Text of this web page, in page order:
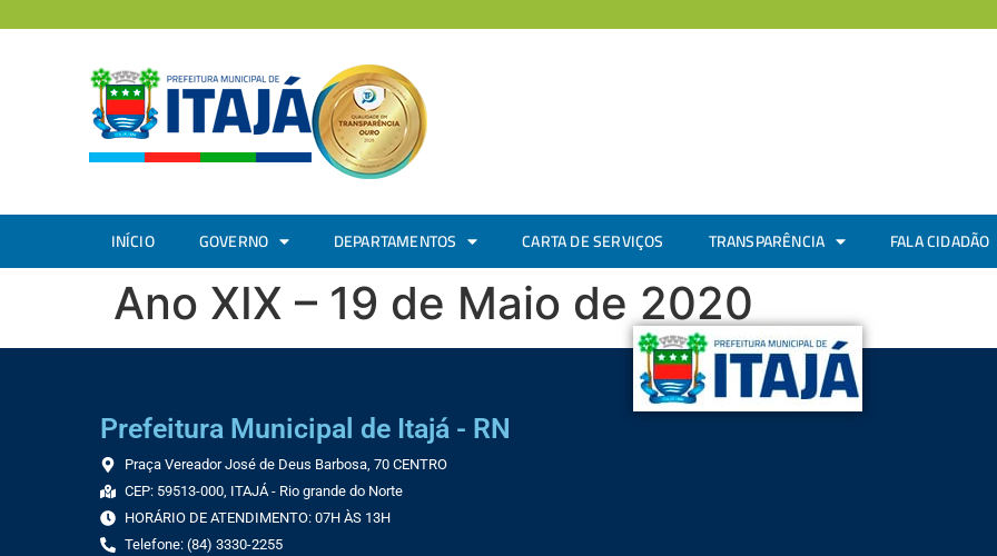
INÍCIO GOVERNO DEPARTAMENTOS CARTA DE SERVIÇOS TRANSPARÊNCIA FALA CIDADÃO
Ano XIX – 19 de Maio de 2020
Prefeitura Municipal de Itajá - RN
Praça Vereador José de Deus Barbosa, 70 CENTRO
CEP: 59513-000, ITAJÁ - Rio grande do Norte
HORÁRIO DE ATENDIMENTO: 07H ÀS 13H
Telefone: (84) 3330-2255